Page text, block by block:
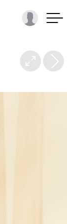
